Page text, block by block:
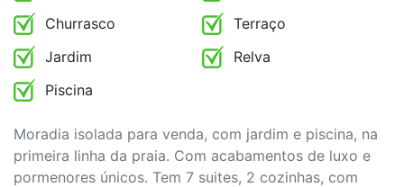
Churrasco
Terraço
Jardim
Relva
Piscina
Moradia isolada para venda, com jardim e piscina, na
primeira linha da praia. Com acabamentos de luxo e
pormenores únicos. Tem 7 suites, 2 cozinhas, com